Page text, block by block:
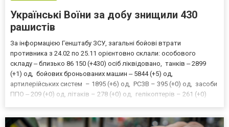
Українські Воїни за добу знищили 430
рашистів
За інформацією Генштабу ЗСУ, загальні бойові втрати
противника з 24.02 по 25.11 орієнтовно склали: особового
складу ‒ близько 86 150 (+430) осіб ліквідовано, танків ‒ 2899
(+1) од, бойових броньованих машин ‒ 5844 (+5) од,
артилерійських систем – 1895 (+6) од, РСЗВ – 395 (+0) од, засоби
ППО ‒ 209 (+0) од, літаків – 278 (+0) од, гелікоптерів – 261 (+0)